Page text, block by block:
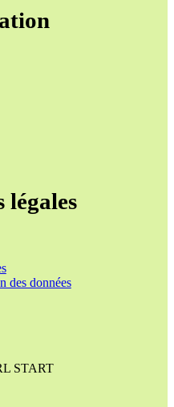
légales
des données
START